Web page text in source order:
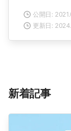
公開日:
更新日:
新着記事